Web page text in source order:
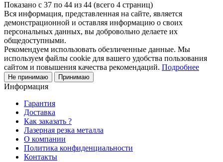
Показано с 37 по 44 из 44 (всего 4 страниц)
Вся информация, представленная на сайте, является
демонстрационной и оставляя информацию о своих
персональных данных, вы добровольно делаете их
общедоступными.
Рекомендуем использовать обезличенные данные. Мы
используем файлы cookie для вашего удобства пользования
сайтом и повышения качества рекомендаций. Подробнее
Не принимаю Принимаю
Информация
Гарантия
Доставка
Как заказать ?
Лазерная резка металла
О компании
Политика конфиденциальности
Контакты